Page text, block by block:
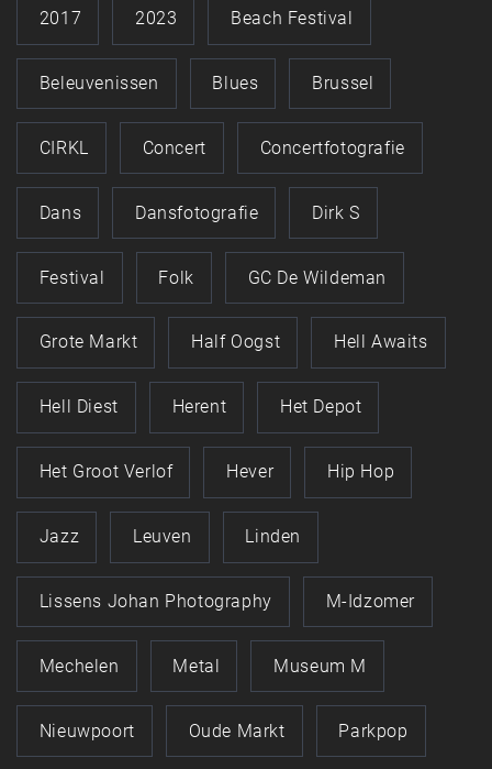
2017 2023 Beach Festival
Beleuvenissen Blues Brussel
CIRKL Concert Concertfotografie
Dans Dansfotografie Dirk S
Festival Folk GC De Wildeman
Grote Markt Half Oogst Hell Awaits
Hell Diest Herent Het Depot
Het Groot Verlof Hever Hip Hop
Jazz Leuven Linden
Lissens Johan Photography M-Idzomer
Mechelen Metal Museum M
Nieuwpoort Oude Markt Parkpop